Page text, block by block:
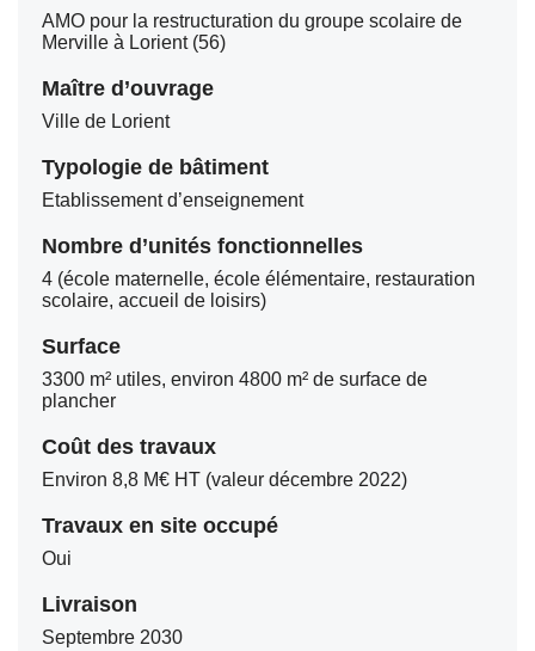
AMO pour la restructuration du groupe scolaire de
Merville à Lorient (56)
Maître d’ouvrage
Ville de Lorient
Typologie de bâtiment
Etablissement d’enseignement
Nombre d’unités fonctionnelles
4 (école maternelle, école élémentaire, restauration
scolaire, accueil de loisirs)
Surface
3300 m² utiles, environ 4800 m² de surface de
plancher
Coût des travaux
Environ 8,8 M€ HT (valeur décembre 2022)
Travaux en site occupé
Oui
Livraison
Septembre 2030